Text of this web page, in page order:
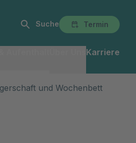
Suche Termin
Karriere
und Wochenbett